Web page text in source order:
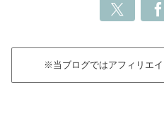
※当ブログではアフィリエイ